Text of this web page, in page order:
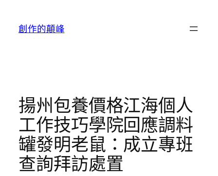
創作的顛峰
揚州包養價格江海個人
工作技巧學院回應調料
罐發明老鼠：成立專班
查詢拜訪處置